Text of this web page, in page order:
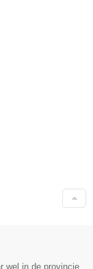
wel in de provincie